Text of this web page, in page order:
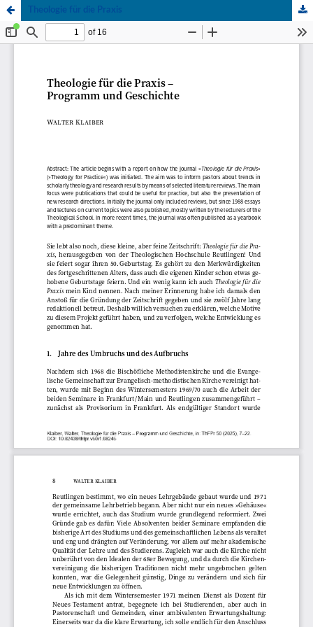
Theologie für die Praxis